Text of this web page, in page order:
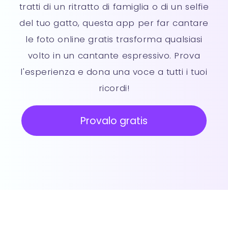
tratti di un ritratto di famiglia o di un selfie
del tuo gatto, questa app per far cantare
le foto online gratis trasforma qualsiasi
volto in un cantante espressivo. Prova
l'esperienza e dona una voce a tutti i tuoi
ricordi!
Provalo gratis